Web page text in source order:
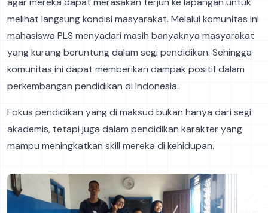
melihat langsung kondisi masyarakat. Melalui komunitas ini
mahasiswa PLS menyadari masih banyaknya masyarakat
yang kurang beruntung dalam segi pendidikan. Sehingga
komunitas ini dapat memberikan dampak positif dalam
perkembangan pendidikan di Indonesia.
Fokus pendidikan yang di maksud bukan hanya dari segi
akademis, tetapi juga dalam pendidikan karakter yang
mampu meningkatkan skill mereka di kehidupan.